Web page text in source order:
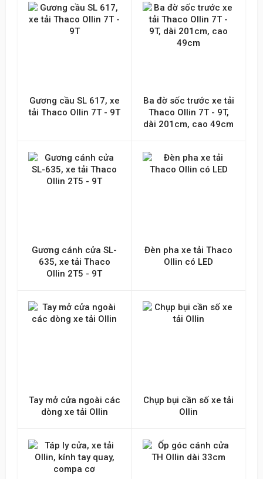
Gương cầu SL 617, xe
tải Thaco Ollin 7T - 9T
Ba đờ sốc trước xe tải
Thaco Ollin 7T - 9T,
dài 201cm, cao 49cm
Gương cánh cửa SL-
635, xe tải Thaco
Ollin 2T5 - 9T
Đèn pha xe tải Thaco
Ollin có LED
Tay mở cửa ngoài các
dòng xe tải Ollin
Chụp bụi cần số xe tải
Ollin